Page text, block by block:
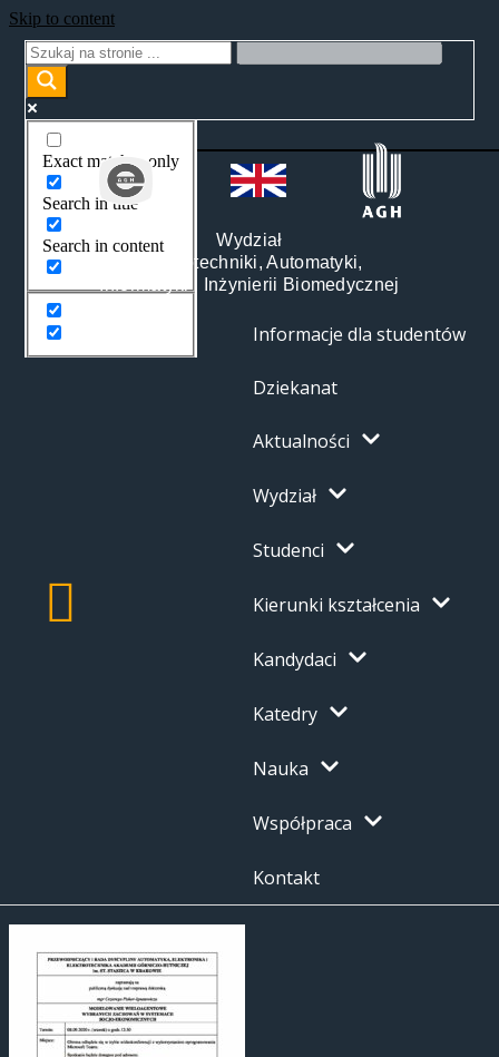
Skip to content
Exact matches only
Search in title
Search in content
Wydział
Elektrotechniki, Automatyki,
Informatyki i Inżynierii Biomedycznej
Informacje dla studentów
Dziekanat
Aktualności
Wydział
Studenci
Kierunki kształcenia
Kandydaci
Katedry
Nauka
Współpraca
Kontakt